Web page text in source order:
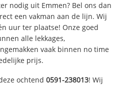
nodig uit Emmen? Bel ons dan
een vakman aan de lijn. Wij
uur ter plaatse! Onze goed
alle lekkages,
vaak binnen no time
prijs.
ochtend0591-238013! Wij